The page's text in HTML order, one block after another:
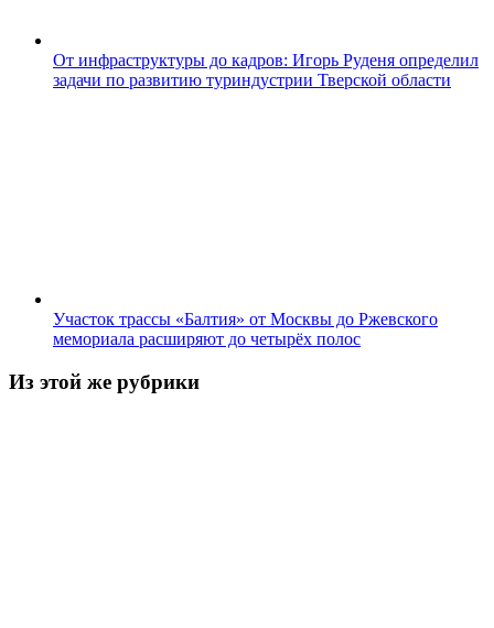
От инфраструктуры до кадров: Игорь Руденя определил
задачи по развитию туриндустрии Тверской области
Участок трассы «Балтия» от Москвы до Ржевского
мемориала расширяют до четырёх полос
Из этой же рубрики